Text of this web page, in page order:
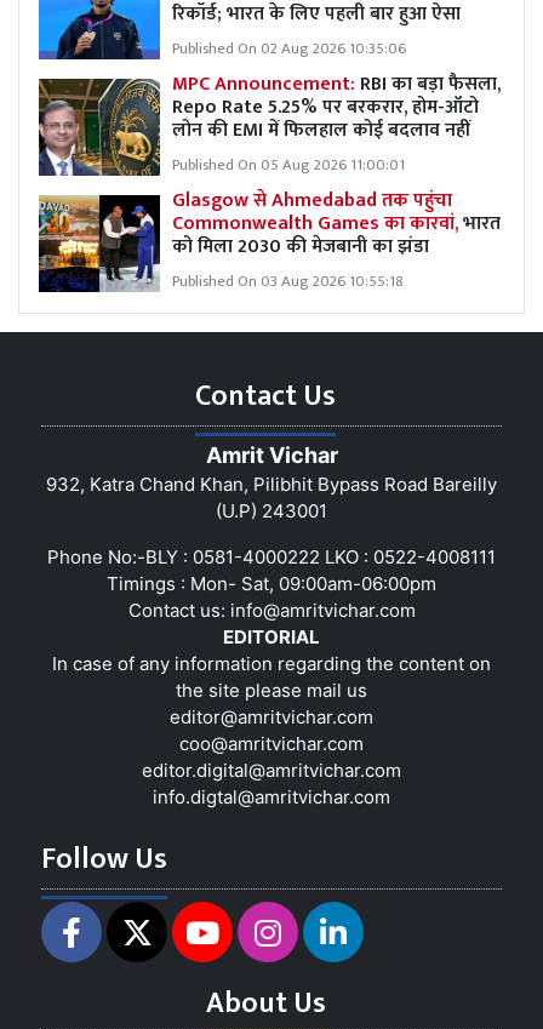
रिकॉर्ड; भारत के लिए पहली बार हुआ ऐसा
Published On 02 Aug 2026 10:35:06
MPC Announcement: RBI का बड़ा फैसला,
Repo Rate 5.25% पर बरकरार, होम-ऑटो
लोन की EMI में फिलहाल कोई बदलाव नहीं
Published On 05 Aug 2026 11:00:01
Glasgow से Ahmedabad तक पहुंचा
Commonwealth Games का कारवां,भारत
को मिला 2030 की मेजबानी का झंडा
Published On 03 Aug 2026 10:55:18
Contact Us
Amrit Vichar
932, Katra Chand Khan, Pilibhit Bypass Road Bareilly
(U.P) 243001
Phone No:-BLY : 0581-4000222 LKO : 0522-4008111
Timings : Mon- Sat, 09:00am-06:00pm
Contact us: info@amritvichar.com
EDITORIAL
In case of any information regarding the content on
the site please mail us
editor@amritvichar.com
coo@amritvichar.com
editor.digital@amritvichar.com
info.digtal@amritvichar.com
Follow Us
About Us